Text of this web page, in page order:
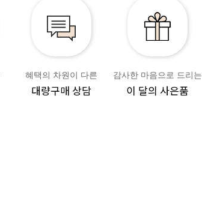
혜택의 차원이 다른
대량구매 상담
감사한 마음으로 드리는
이 달의 사은품